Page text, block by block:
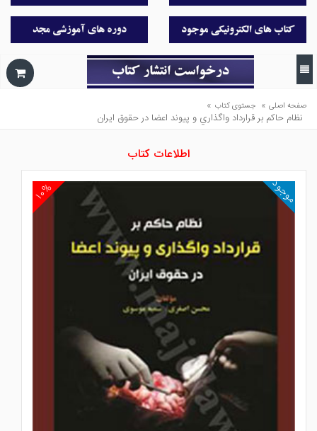
صفحه اصلی » جستوی کتاب »
نظام حاكم بر قرارداد واگذاري و پيوند اعضا در حقوق ايران
اطلاعات کتاب
۱۰% موجود